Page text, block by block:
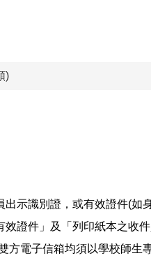
)
示識別證，或有效證件(如
證件」及「列印紙本之收
方電子信箱均須以學校師生